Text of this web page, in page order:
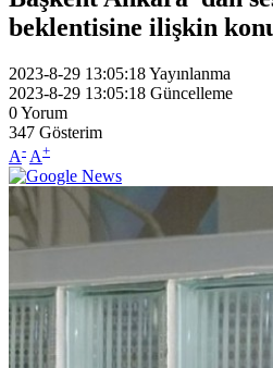
beklentisine ilişkin
2023-8-29 13:05:18Yayınlanma
2023-8-29 13:05:18 Güncelleme
0Yorum
347 Gösterim
A- A+